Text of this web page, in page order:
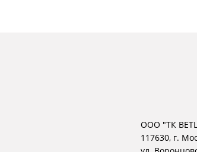
ООО "ТК
117630, г.